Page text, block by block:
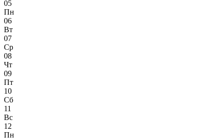
05
Пн
06
Вт
07
Ср
08
Чт
09
Пт
10
Сб
11
Вс
12
Пн